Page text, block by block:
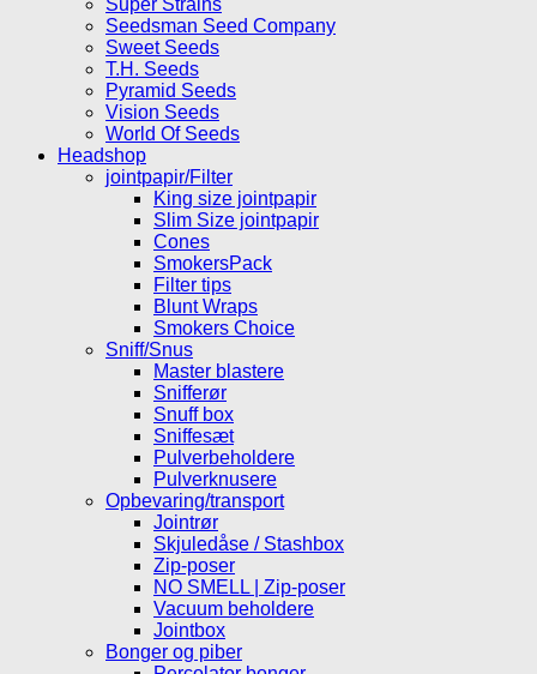
Seedsman Seed Company
Sweet Seeds
T.H. Seeds
Pyramid Seeds
Vision Seeds
World Of Seeds
Headshop
jointpapir/Filter
King size jointpapir
Slim Size jointpapir
Cones
SmokersPack
Filter tips
Blunt Wraps
Smokers Choice
Sniff/Snus
Master blastere
Snifferør
Snuff box
Sniffesæt
Pulverbeholdere
Pulverknusere
Opbevaring/transport
Jointrør
Skjuledåse / Stashbox
Zip-poser
NO SMELL | Zip-poser
Vacuum beholdere
Jointbox
Bonger og piber